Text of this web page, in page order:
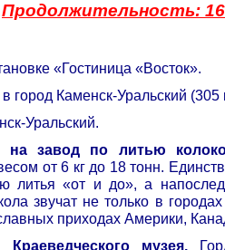
Продолжительность: 16
«Гостиница «Восток».
город Каменск-Уральский
Уральский.
на завод по литью
от 6 кг до 18 тонн.
литья «от и до», а
звучат не только в
приходах Америки,
музея.